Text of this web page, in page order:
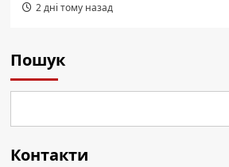
2 дні тому назад
Пошук
Контакти